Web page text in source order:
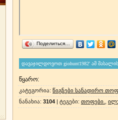
Поделиться…
წყარო:
კატეგორია: წიგნები სანადირო
ნანახია: 3104 | ტეგები: თოფები.